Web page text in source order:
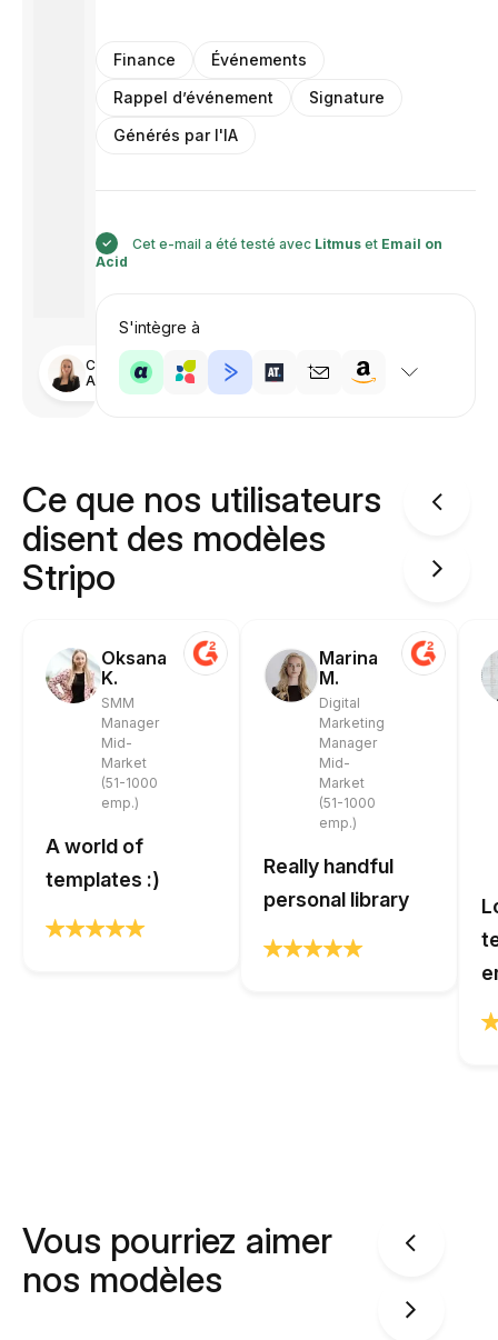
Conçu par
Anastasiia
Finance
Événements
Rappel d’événement
Signature
Générés par l'IA
Cet e-mail a été testé avec Litmuset Email on
Acid
S'intègre à
Ce que nos utilisateurs
disent des modèles
Stripo
Oksana
K.
SMM
Manager
Mid-
Market
(51-1000
emp.)
A world of
templates :)
Marina
M.
Digital
Marketing
Manager
Mid-
Market
(51-1000
emp.)
Really handful
personal library
Vous pourriez aimer
nos modèles